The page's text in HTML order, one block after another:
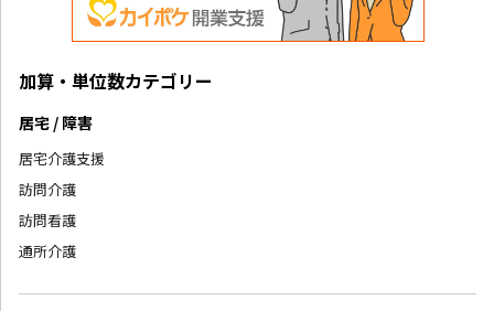
加算・単位数カテゴリー
居宅 / 障害
居宅介護支援
訪問介護
訪問看護
通所介護